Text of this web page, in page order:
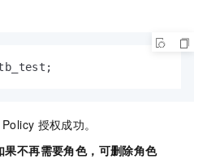
Policy 授权成功。
不再需要角色，可删除角色